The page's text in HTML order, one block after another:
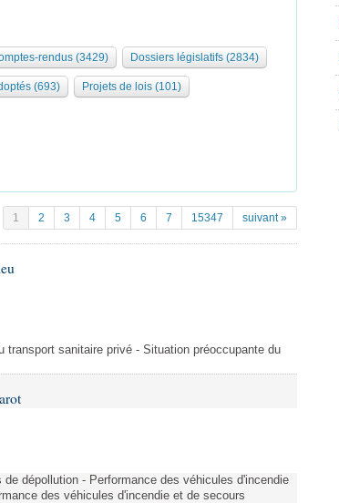
rendus (3429) Dossiers législatifs (2834)
(693) Projets de lois (101)
1 2 3 4 5 6 7 15347 suivant »
sanitaire privé - Situation préoccupante du
dépollution - Performance des véhicules d'incendie
des véhicules d'incendie et de secours